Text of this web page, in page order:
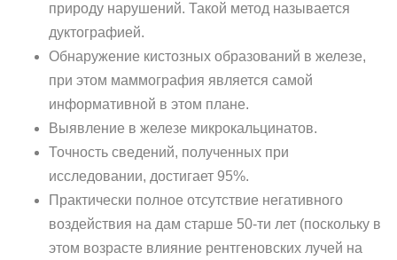
природу нарушений. Такой метод называется
дуктографией.
Обнаружение кистозных образований в железе,
при этом маммография является самой
информативной в этом плане.
Выявление в железе микрокальцинатов.
Точность сведений, полученных при
исследовании, достигает 95%.
Практически полное отсутствие негативного
воздействия на дам старше 50-ти лет (поскольку в
этом возрасте влияние рентгеновских лучей на